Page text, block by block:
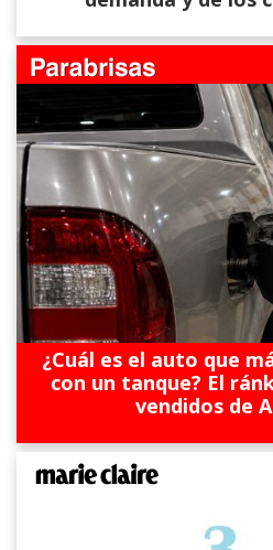
¿Cuál es el auto que
con un tanque? El
vendidos de